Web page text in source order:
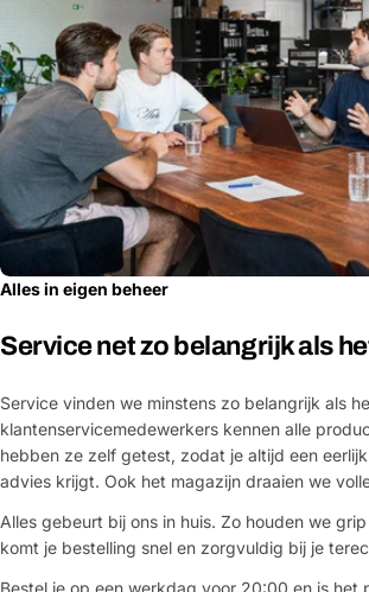
Alles in eigen beheer
Service net zo belangrijk als
Service vinden we minstens zo belangrijk als
klantenservicemedewerkers kennen alle
hebben ze zelf getest, zodat je altijd een
advies krijgt. Ook het magazijn draaien we
Alles gebeurt bij ons in huis. Zo houden we
komt je bestelling snel en zorgvuldig bij je
Bestel je op een werkdag voor 20:00 en is het